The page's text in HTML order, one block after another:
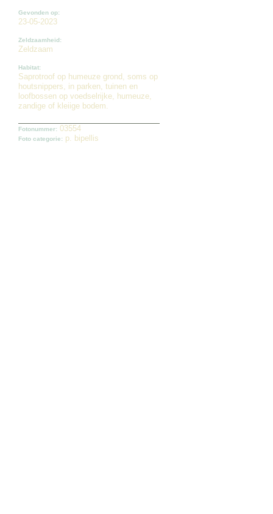
Gevonden op:
23-05-2023
Zeldzaamheid:
Zeldzaam
Habitat:
Saprotroof op humeuze grond, soms op
houtsnippers, in parken, tuinen en
loofbossen op voedselrijke, humeuze,
zandige of kleiige bodem.
Fotonummer: 03554
Foto categorie: p. bipellis